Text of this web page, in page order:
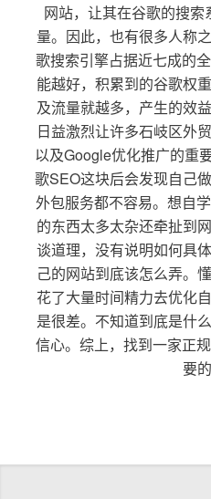
网站，让其在谷歌的搜
量。因此，也有很多人称
歌搜索引擎占据近七成的
能越好，积累到的谷歌权
及流量就越多，产生的效
日益激烈让许多石岐区外
以及Google优化推广的重
歌SEO这块后会发现自己
外包服务都不容易。想自
的东西太多太杂还牵扯到
谈道理，没有说明如何具
己的网站到底该怎么弄。
花了大量时间精力去优化
是很差。不知道到底是什
信心。综上，找到一家正
要的